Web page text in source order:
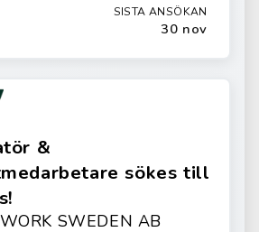
SISTA ANSÖKAN
30 nov
&
sökes till
SWEDEN AB